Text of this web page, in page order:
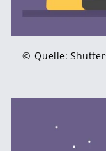
© Quelle: